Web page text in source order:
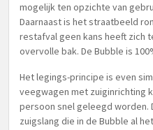
mogelijk ten opzichte van
Daarnaast is het straatbeeld
restafval geen kans heeft zich
overvolle bak. De Bubble is
Het legings-principe is even
veegwagen met zuiginrichting
persoon snel geleegd
zuigslang die in de Bubble al